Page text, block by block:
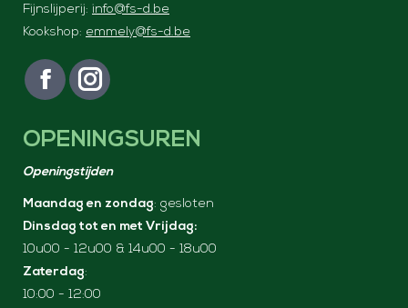
Fijnslijperij: info@fs-d.be
Kookshop: emmely@fs-d.be
Vind ons op:
F
c
o
o
k
p
a
I
g
r
a
p
OPENINGSUREN
Openingstijden
Maandag en zondag: gesloten
Dinsdag tot en met Vrijdag:
10u00 - 12u00 & 14u00 - 18u00
Zaterdag:
10:00 - 12:00